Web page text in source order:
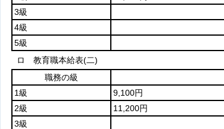
3級
4級
5級
ロ 教育職本給表(二)
職務の級
1級
9,100円
2級
11,200円
3級